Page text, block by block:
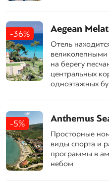
-36% Aegean
Отель
на берегу
центральных
одноэтажных
-5% Anthemus
Просторные
виды спорта и
программы в
небом